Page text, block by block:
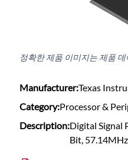
정확한 제품 이미지는 제품
Manufacturer:Texas
Category:Processor &
Description:Digital Signal
Bit,